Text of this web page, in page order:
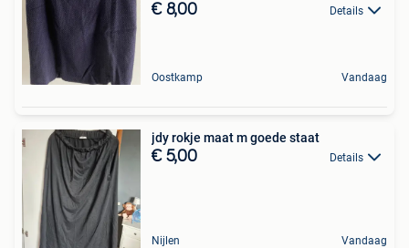
€ 8,00 Details
Oostkamp Vandaag
jdy rokje maat m goede staat
€ 5,00 Details
Nijlen Vandaag